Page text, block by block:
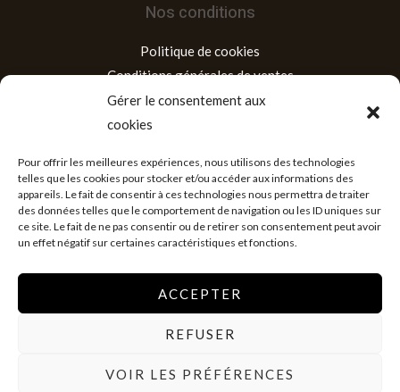
Gérer le consentement aux
cookies
Pour offrir les meilleures expériences, nous utilisons des technologies
telles que les cookies pour stocker et/ou accéder aux informations des
appareils. Le fait de consentir à ces technologies nous permettra de traiter
des données telles que le comportement de navigation ou les ID uniques sur
ce site. Le fait de ne pas consentir ou de retirer son consentement peut avoir
un effet négatif sur certaines caractéristiques et fonctions.
ACCEPTER
REFUSER
VOIR LES PRÉFÉRENCES
Nos conditions
Politique de cookies
Conditions générales de ventes
Mentions légales
Adresse
Siège social : Lomé, Quartier Agoè Téléssou, Tél : (+228) 92
31 33 33/ 98 43 64 64,
Powered by Librairie Mirev